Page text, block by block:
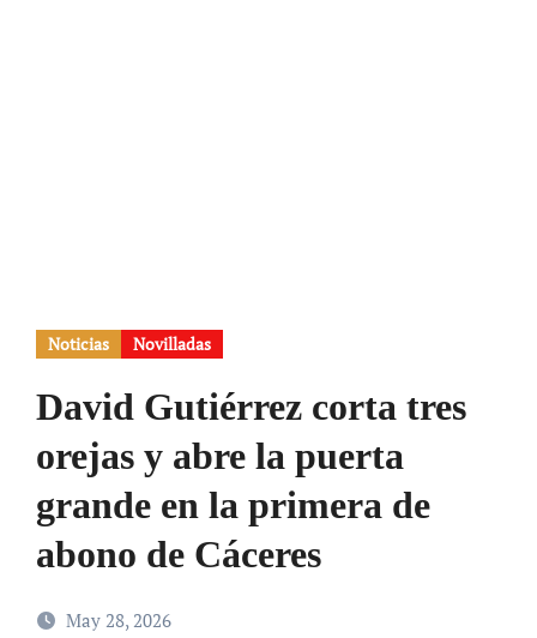
Noticias Novilladas
David Gutiérrez corta tres
orejas y abre la puerta
grande en la primera de
abono de Cáceres
May 28, 2026